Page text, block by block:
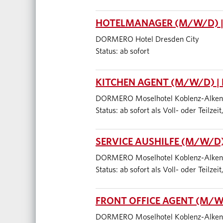
HOTELMANAGER (M/W/D) |
DORMERO Hotel Dresden City
Status: ab sofort
KITCHEN AGENT (M/W/D) |
DORMERO Moselhotel Koblenz-Alken
Status: ab sofort als Voll- oder
SERVICE AUSHILFE (M/W/
DORMERO Moselhotel Koblenz-Alken
Status: ab sofort als Voll- oder
FRONT OFFICE AGENT (M/
DORMERO Moselhotel Koblenz-Alken